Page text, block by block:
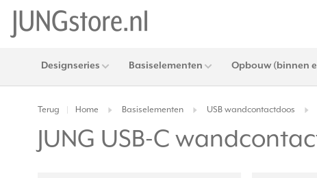
Designseries Basiselementen Opbouw (binnen
Terug Home Basiselementen USB wandcontactdoos
JUNG USB-C